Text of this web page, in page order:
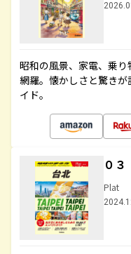
昭和の風景、家電、乗
網羅。懐かしさと驚き
イド。
０
Plat